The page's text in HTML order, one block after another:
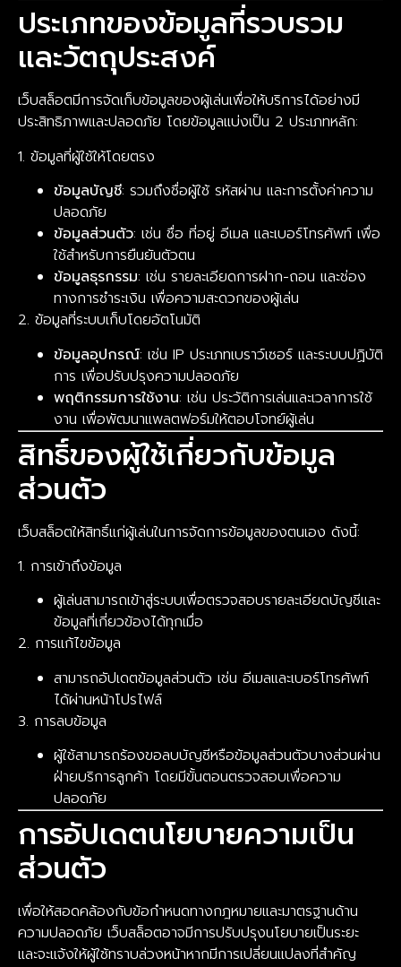
ประเภทของข้อมูลที่รวบรวม
และวัตถุประสงค์
เว็บสล็อตมีการจัดเก็บข้อมูลของผู้เล่นเพื่อให้บริการได้อย่างมี
ประสิทธิภาพและปลอดภัย โดยข้อมูลแบ่งเป็น 2 ประเภทหลัก:
1. ข้อมูลที่ผู้ใช้ให้โดยตรง
ข้อมูลบัญชี: รวมถึงชื่อผู้ใช้ รหัสผ่าน และการตั้งค่าความ
ปลอดภัย
ข้อมูลส่วนตัว: เช่น ชื่อ ที่อยู่ อีเมล และเบอร์โทรศัพท์ เพื่อ
ใช้สำหรับการยืนยันตัวตน
ข้อมูลธุรกรรม: เช่น รายละเอียดการฝาก-ถอน และช่อง
ทางการชำระเงิน เพื่อความสะดวกของผู้เล่น
2. ข้อมูลที่ระบบเก็บโดยอัตโนมัติ
ข้อมูลอุปกรณ์: เช่น IP ประเภทเบราว์เซอร์ และระบบปฏิบัติ
การ เพื่อปรับปรุงความปลอดภัย
พฤติกรรมการใช้งาน: เช่น ประวัติการเล่นและเวลาการใช้
งาน เพื่อพัฒนาแพลตฟอร์มให้ตอบโจทย์ผู้เล่น
สิทธิ์ของผู้ใช้เกี่ยวกับข้อมูล
ส่วนตัว
เว็บสล็อตให้สิทธิ์แก่ผู้เล่นในการจัดการข้อมูลของตนเอง ดังนี้:
1. การเข้าถึงข้อมูล
ผู้เล่นสามารถเข้าสู่ระบบเพื่อตรวจสอบรายละเอียดบัญชีและ
ข้อมูลที่เกี่ยวข้องได้ทุกเมื่อ
2. การแก้ไขข้อมูล
สามารถอัปเดตข้อมูลส่วนตัว เช่น อีเมลและเบอร์โทรศัพท์
ได้ผ่านหน้าโปรไฟล์
3. การลบข้อมูล
ผู้ใช้สามารถร้องขอลบบัญชีหรือข้อมูลส่วนตัวบางส่วนผ่าน
ฝ่ายบริการลูกค้า โดยมีขั้นตอนตรวจสอบเพื่อความ
ปลอดภัย
การอัปเดตนโยบายความเป็น
ส่วนตัว
เพื่อให้สอดคล้องกับข้อกำหนดทางกฎหมายและมาตรฐานด้าน
ความปลอดภัย เว็บสล็อตอาจมีการปรับปรุงนโยบายเป็นระยะ
และจะแจ้งให้ผู้ใช้ทราบล่วงหน้าหากมีการเปลี่ยนแปลงที่สำคัญ